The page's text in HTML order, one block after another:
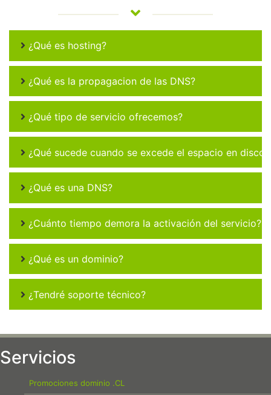
¿Qué es hosting?
¿Qué es la propagacion de las DNS?
¿Qué tipo de servicio ofrecemos?
¿Qué sucede cuando se excede el espacio en disco
¿Qué es una DNS?
¿Cuánto tiempo demora la activación del servicio?
¿Qué es un dominio?
¿Tendré soporte técnico?
Servicios
Promociones dominio .CL